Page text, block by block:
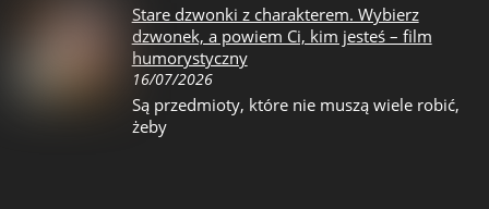
Stare dzwonki z charakterem. Wybierz
dzwonek, a powiem Ci, kim jesteś – film
humorystyczny
16/07/2026
Są przedmioty, które nie muszą wiele robić,
żeby